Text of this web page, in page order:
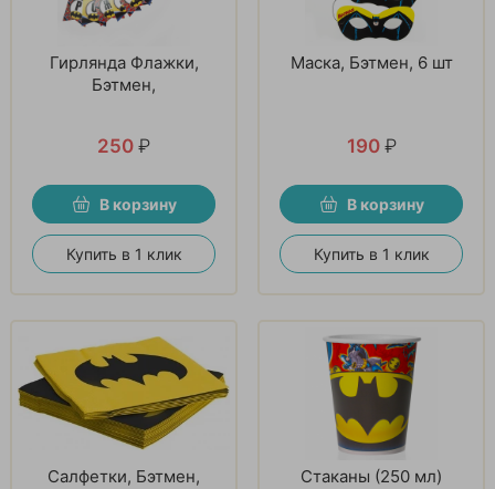
Гирлянда Флажки,
Бэтмен,
250 ₽
В корзину
Купить в 1 клик
Маска, Бэтмен, 6 шт
190 ₽
В корзину
Купить в 1 клик
Салфетки, Бэтмен,
Стаканы (250 мл)